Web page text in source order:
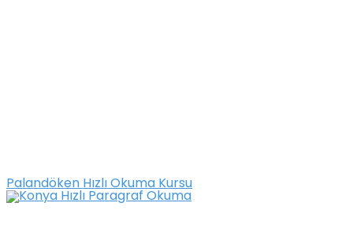
Palandöken Hızlı Okuma Kursu